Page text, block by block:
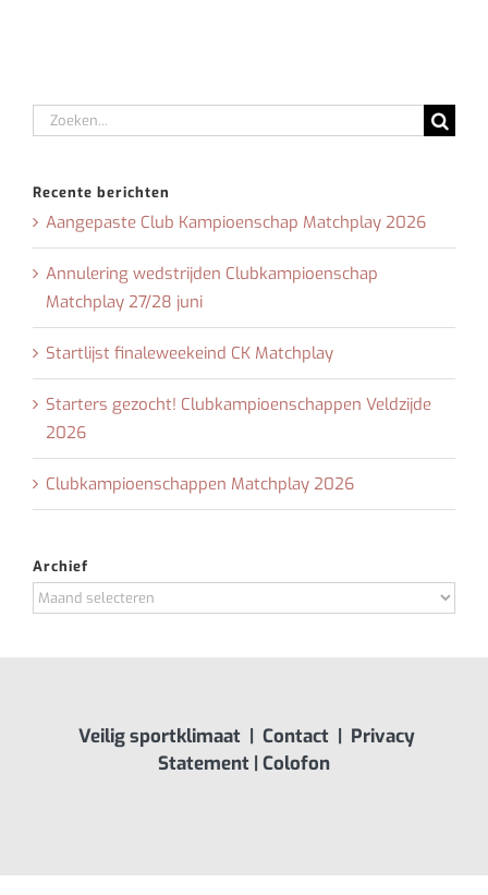
Zoeken
naar:
Recente berichten
Aangepaste Club Kampioenschap Matchplay 2026
Annulering wedstrijden Clubkampioenschap
Matchplay 27/28 juni
Startlijst finaleweekeind CK Matchplay
Starters gezocht! Clubkampioenschappen Veldzijde
2026
Clubkampioenschappen Matchplay 2026
Archief
Archief
Veilig sportklimaat| Contact| Privacy
Statement | Colofon